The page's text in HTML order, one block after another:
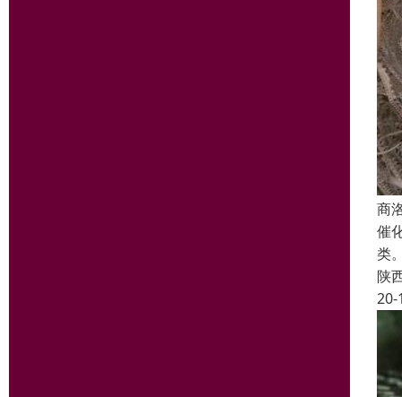
商
催
类
陕
20-